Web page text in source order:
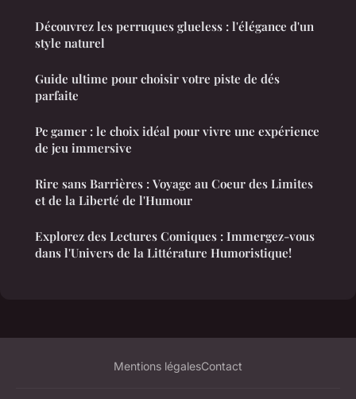
Découvrez les perruques glueless : l'élégance d'un
style naturel
Guide ultime pour choisir votre piste de dés
parfaite
Pc gamer : le choix idéal pour vivre une expérience
de jeu immersive
Rire sans Barrières : Voyage au Coeur des Limites
et de la Liberté de l'Humour
Explorez des Lectures Comiques : Immergez-vous
dans l'Univers de la Littérature Humoristique!
Mentions légalesContact